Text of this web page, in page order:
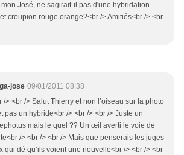
José, ne sagirait-il pas d'une hybridation
croupion rouge orange?<br /> Amitiés<br /> <br
jose 09/01/2011 08:38
/> <br /> Salut Thierry et non l’oiseau sur la photo
pas un hybride<br /> <br /> <br /> Juste un
mais le quel ?? Un œil averti le voie de
/> <br /> <br /> Mais que penserais les juges
qui dé qu’ils voient une nouvelle<br /> <br /> <br